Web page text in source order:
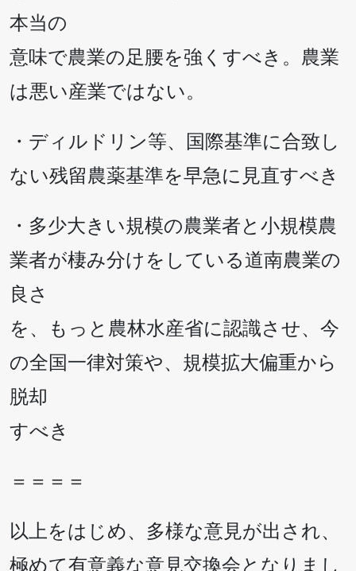
本当の
意味で農業の足腰を強くすべき。農業
は悪い産業ではない。
・ディルドリン等、国際基準に合致し
ない残留農薬基準を早急に見直すべき
・多少大きい規模の農業者と小規模農
業者が棲み分けをしている道南農業の
良さ
を、もっと農林水産省に認識させ、今
の全国一律対策や、規模拡大偏重から
脱却
すべき
＝＝＝＝
以上をはじめ、多様な意見が出され、
極めて有意義な意見交換会となりまし